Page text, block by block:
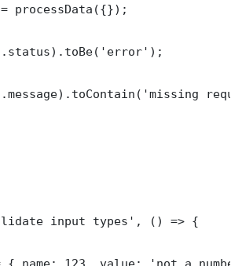
processData({});
input types', () => {
{ name: 123, value: 'not a